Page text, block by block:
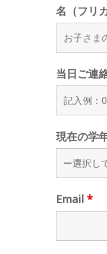
名（フリ
当日ご連
現在の学
Email *